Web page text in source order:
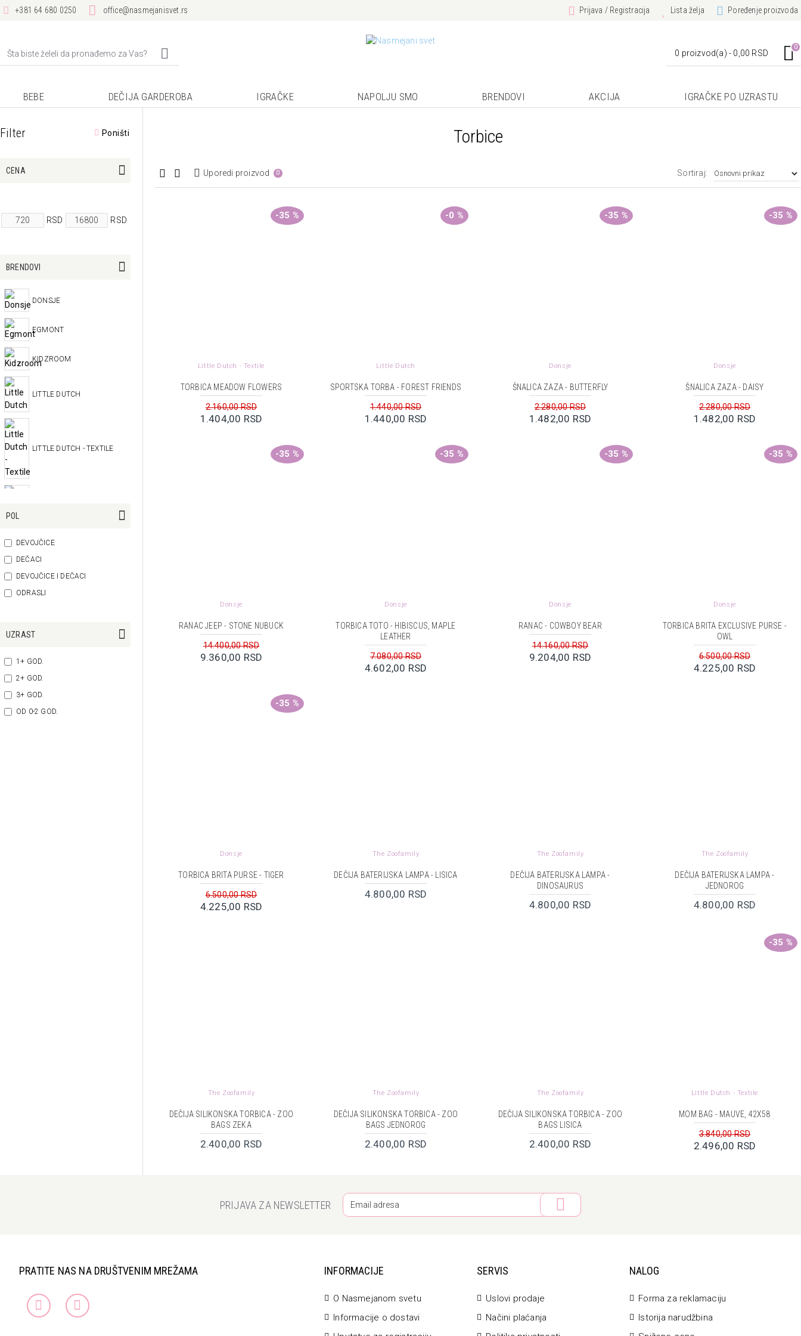
+381 64 680 0250 office@nasmejanisvet.rs Prijava / Registracija Lista želja Poređenje proizvoda
0 proizvod(a) - 0,00 RSD
0
BEBE DEČIJA GARDEROBA IGRAČKE NAPOLJU SMO BRENDOVI AKCIJA IGRAČKE PO UZRASTU
Filter Poništi
CENA
RSD RSD
BRENDOVI
DONSJE
EGMONT
KIDZROOM
LITTLE DUTCH
LITTLE DUTCH - TEXTILE
PELLIANNI
UZRAST
1+ GOD.
2+ GOD.
3+ GOD.
OD 0-2 GOD.
POL
DEVOJČICE
DEČACI
DEVOJČICE I DEČACI
ODRASLI
Torbice
Uporedi proizvod 0 Sortiraj:
-35 %
Little Dutch - Textile
TORBICA MEADOW FLOWERS
1.404,00 RSD
2.160,00 RSD
-0 %
Little Dutch
SPORTSKA TORBA - FOREST FRIENDS
1.440,00 RSD
1.440,00 RSD
-35 %
Donsje
ŠNALICA ZAZA - BUTTERFLY
1.482,00 RSD
2.280,00 RSD
-35 %
Donsje
ŠNALICA ZAZA - DAISY
1.482,00 RSD
2.280,00 RSD
-35 %
Donsje
RANAC JEEP - STONE NUBUCK
9.360,00 RSD
14.400,00 RSD
-35 %
Donsje
TORBICA TOTO - HIBISCUS, MAPLE
LEATHER
4.602,00 RSD
7.080,00 RSD
-35 %
Donsje
RANAC - COWBOY BEAR
9.204,00 RSD
14.160,00 RSD
-35 %
Donsje
TORBICA BRITA EXCLUSIVE PURSE -
OWL
4.225,00 RSD
6.500,00 RSD
-35 %
Donsje
TORBICA BRITA PURSE - TIGER
4.225,00 RSD
6.500,00 RSD
The Zoofamily
DEČIJA BATERIJSKA LAMPA - LISICA
4.800,00 RSD
The Zoofamily
DEČIJA BATERIJSKA LAMPA -
DINOSAURUS
4.800,00 RSD
The Zoofamily
DEČIJA BATERIJSKA LAMPA -
JEDNOROG
4.800,00 RSD
The Zoofamily
DEČIJA SILIKONSKA TORBICA - ZOO
BAGS ZEKA
2.400,00 RSD
The Zoofamily
DEČIJA SILIKONSKA TORBICA - ZOO
BAGS JEDNOROG
2.400,00 RSD
The Zoofamily
DEČIJA SILIKONSKA TORBICA - ZOO
BAGS LISICA
2.400,00 RSD
-35 %
Little Dutch - Textile
MOM BAG - MAUVE, 42X58
2.496,00 RSD
3.840,00 RSD
PRIJAVA ZA NEWSLETTER
PRATITE NAS NA DRUŠTVENIM MREŽAMA INFORMACIJE
O Nasmejanom svetu
Informacije o dostavi
SERVIS
Uslovi prodaje
Načini plaćanja
NALOG
Forma za reklamaciju
Istorija narudžbina